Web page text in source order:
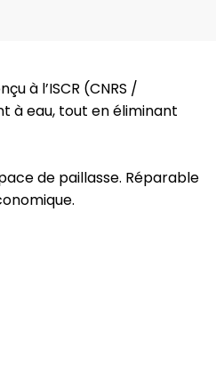
à l’ISCR (CNRS /
à eau, tout en éliminant
de paillasse. Réparable